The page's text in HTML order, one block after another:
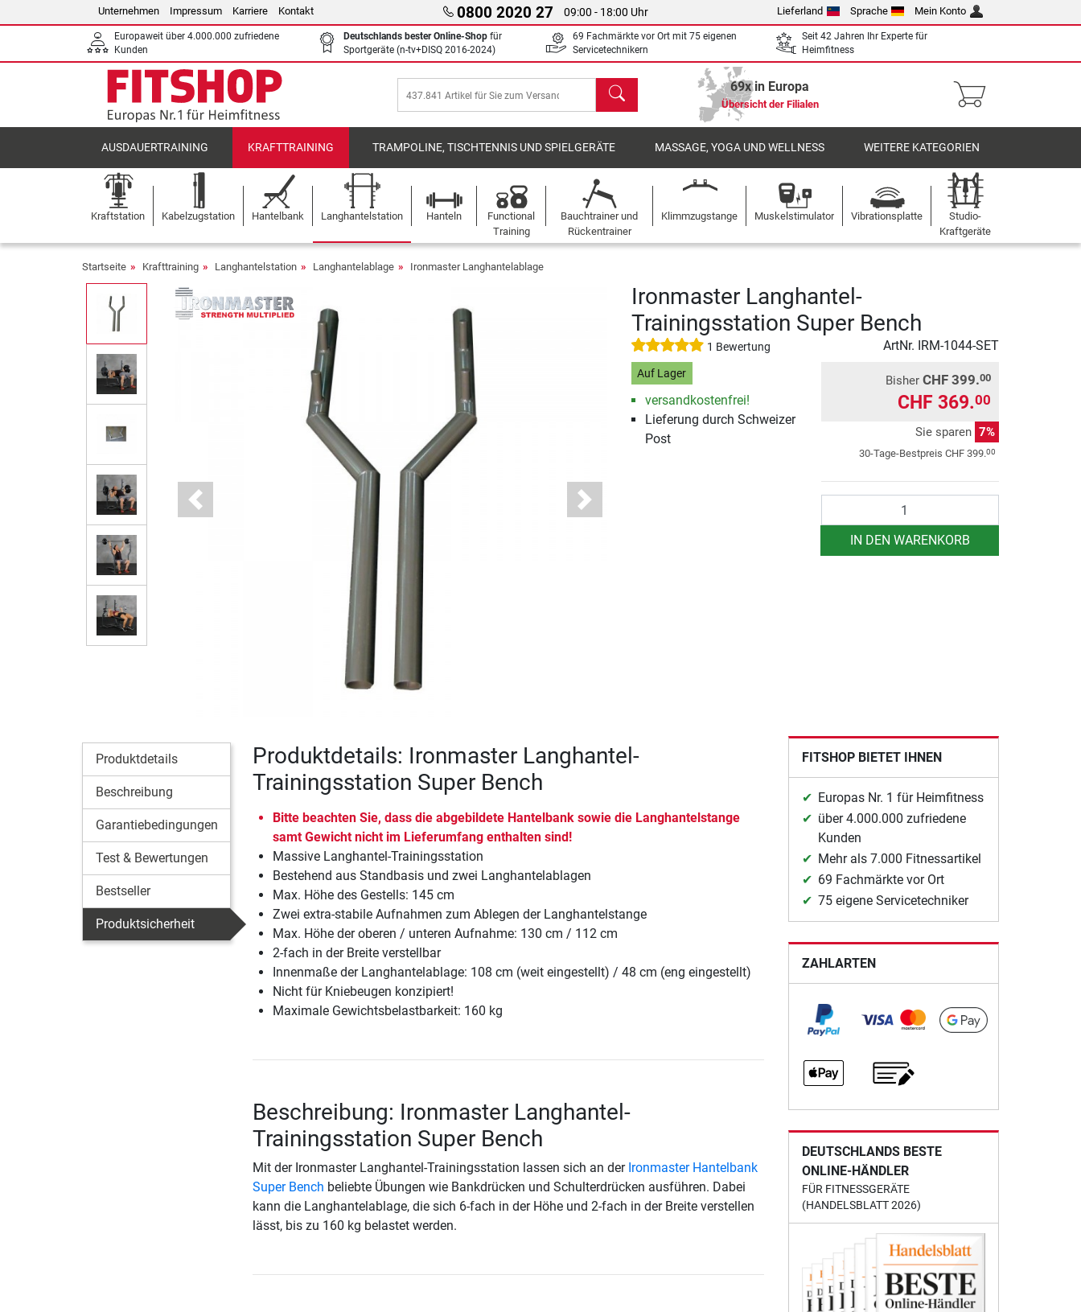
Unternehmen Impressum Karriere Kontakt 0800 2020 27 09:00 - 18:00 Uhr Lieferland Sprache Mein Konto
Europaweit über 4.000.000 zufriedene
Kunden
Deutschlands bester Online-Shop für
Sportgeräte (n-tv+DISQ 2016-2024)
69 Fachmärkte vor Ort mit 75 eigenen
Servicetechnikern
Seit 42 Jahren Ihr Experte für
Heimfitness
Suchen 69x in Europa
Übersicht der Filialen
AUSDAUERTRAINING KRAFTTRAINING TRAMPOLINE, TISCHTENNIS UND SPIELGERÄTE MASSAGE, YOGA UND WELLNESS WEITERE KATEGORIEN
Kraftstation Kabelzugstation Hantelbank Langhantelstation Hanteln
Functional
Training
Bauchtrainer und
Rückentrainer
Klimmzugstange Muskelstimulator Vibrationsplatte
Studio-
Kraftgeräte
Startseite Krafttraining Langhantelstation Langhantelablage Ironmaster Langhantelablage
Previous Next
Ironmaster Langhantel-
Trainingsstation Super Bench
1 Bewertung ArtNr. IRM-1044-SET
Auf Lager
versandkostenfrei!
Lieferung durch Schweizer
Post
Bisher CHF 399.00
CHF 369.00
Sie sparen 7%
30-Tage-Bestpreis CHF 399.00
IN DEN WARENKORB
Produktdetails
Beschreibung
Garantiebedingungen
Test & Bewertungen
Bestseller
Produktsicherheit
Produktdetails: Ironmaster Langhantel-
Trainingsstation Super Bench
Bitte beachten Sie, dass die abgebildete Hantelbank sowie die Langhantelstange
samt Gewicht nicht im Lieferumfang enthalten sind!
Massive Langhantel-Trainingsstation
Bestehend aus Standbasis und zwei Langhantelablagen
Max. Höhe des Gestells: 145 cm
Zwei extra-stabile Aufnahmen zum Ablegen der Langhantelstange
Max. Höhe der oberen / unteren Aufnahme: 130 cm / 112 cm
2-fach in der Breite verstellbar
Innenmaße der Langhantelablage: 108 cm (weit eingestellt) / 48 cm (eng eingestellt)
Nicht für Kniebeugen konzipiert!
Maximale Gewichtsbelastbarkeit: 160 kg
Beschreibung: Ironmaster Langhantel-
Trainingsstation Super Bench
Mit der Ironmaster Langhantel-Trainingsstation lassen sich an der Ironmaster Hantelbank
Super Bench beliebte Übungen wie Bankdrücken und Schulterdrücken ausführen. Dabei
kann die Langhantelablage, die sich 6-fach in der Höhe und 2-fach in der Breite verstellen
lässt, bis zu 160 kg belastet werden.
FITSHOP BIETET IHNEN
Europas Nr. 1 für Heimfitness
über 4.000.000 zufriedene
Kunden
Mehr als 7.000 Fitnessartikel
69 Fachmärkte vor Ort
75 eigene Servicetechniker
ZAHLARTEN
DEUTSCHLANDS BESTE
ONLINE-HÄNDLER
FÜR FITNESSGERÄTE
(HANDELSBLATT 2026)